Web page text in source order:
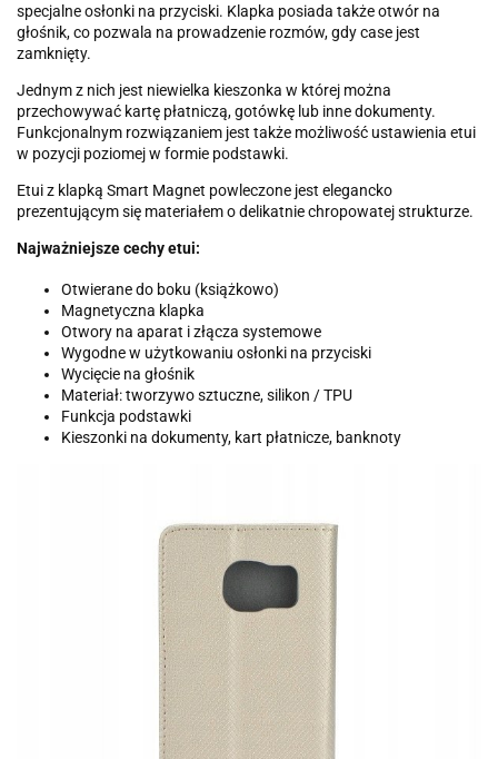
specjalne osłonki na przyciski. Klapka posiada także otwór na
głośnik, co pozwala na prowadzenie rozmów, gdy case jest
zamknięty.
Jednym z nich jest niewielka kieszonka w której można
przechowywać kartę płatniczą, gotówkę lub inne dokumenty.
Funkcjonalnym rozwiązaniem jest także możliwość ustawienia etui
w pozycji poziomej w formie podstawki.
Etui z klapką Smart Magnet powleczone jest elegancko
prezentującym się materiałem o delikatnie chropowatej strukturze.
Najważniejsze cechy etui:
Otwierane do boku (książkowo)
Magnetyczna klapka
Otwory na aparat i złącza systemowe
Wygodne w użytkowaniu osłonki na przyciski
Wycięcie na głośnik
Materiał: tworzywo sztuczne, silikon / TPU
Funkcja podstawki
Kieszonki na dokumenty, kart płatnicze, banknoty